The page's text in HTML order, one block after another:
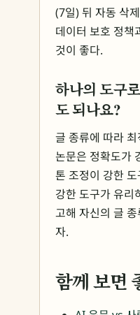
(7일) 뒤 자동 삭
데이터 보호 정책
것이 좋다.
하나의 도구
도 되나요?
글 종류에 따라
논문은 정확도가
톤 조정이 강한
강한 도구가 유리
고해 자신의 글
자.
함께 보면